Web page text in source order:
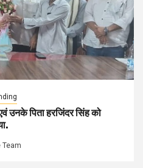
पिता हरजिंदर सिंह को
Team